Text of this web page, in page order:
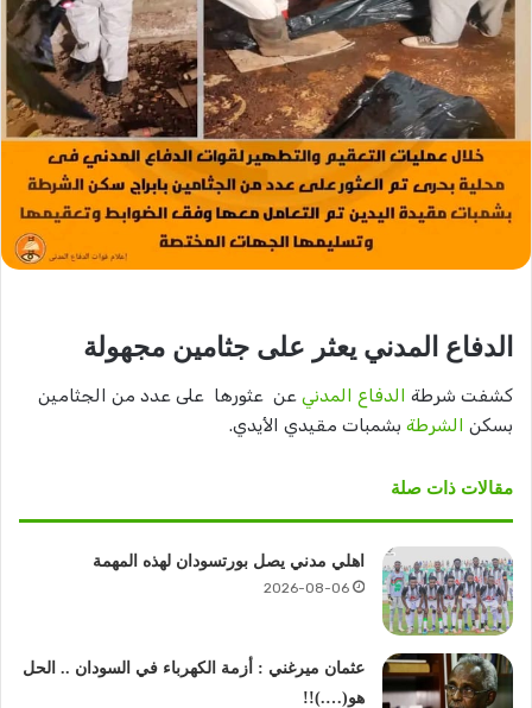
الدفاع المدني يعثر على جثامين مجهولة
كشفت شرطة الدفاع المدني عن عثورها على عدد من الجثامين
بسكن الشرطة بشمبات مقيدي الأيدي.
مقالات ذات صلة
اهلي مدني يصل بورتسودان لهذه المهمة
2026-08-06
عثمان ميرغني : أزمة الكهرباء في السودان .. الحل
هو(….)!!